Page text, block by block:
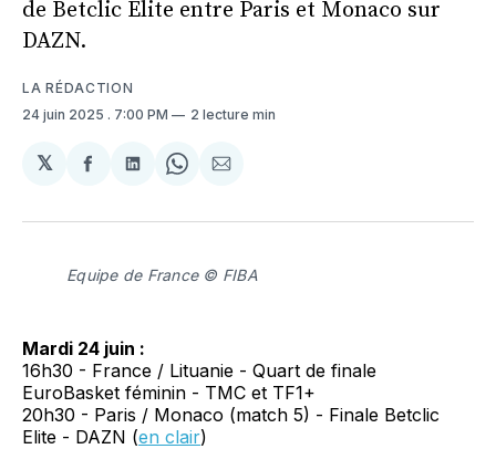
de Betclic Elite entre Paris et Monaco sur
DAZN.
LA RÉDACTION
24 juin 2025 . 7:00 PM 2 lecture min
𝕏
Partager
Facebook
Partager
LinkedIn
Share
WhatsApp
Partager
Courriel
Equipe de France © FIBA
Mardi 24 juin :
16h30 - France / Lituanie - Quart de finale
EuroBasket féminin - TMC et TF1+
20h30 - Paris / Monaco (match 5) - Finale Betclic
Elite - DAZN (en clair)